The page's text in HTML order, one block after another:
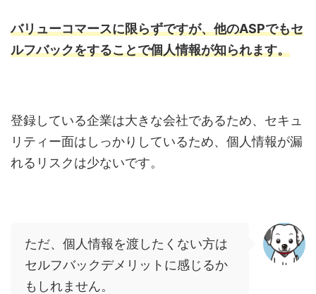
バリューコマースに限らずですが、他のASPでもセ
ルフバックをすることで個人情報が知られます。
登録している企業は大きな会社であるため、セキュ
リティー面はしっかりしているため、個人情報が漏
れるリスクは少ないです。
ただ、個人情報を渡したくない方は
セルフバックデメリットに感じるか
もしれません。